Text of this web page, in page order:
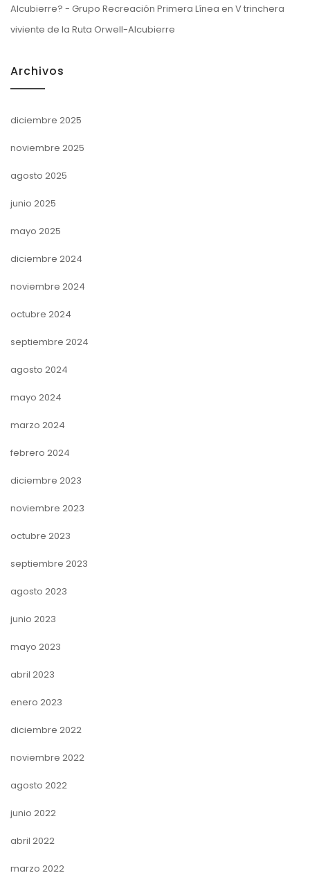
Alcubierre? - Grupo Recreación Primera Línea en V trinchera
viviente de la Ruta Orwell-Alcubierre
Archivos
diciembre 2025
noviembre 2025
agosto 2025
junio 2025
mayo 2025
diciembre 2024
noviembre 2024
octubre 2024
septiembre 2024
agosto 2024
mayo 2024
marzo 2024
febrero 2024
diciembre 2023
noviembre 2023
octubre 2023
septiembre 2023
agosto 2023
junio 2023
mayo 2023
abril 2023
enero 2023
diciembre 2022
noviembre 2022
agosto 2022
junio 2022
abril 2022
marzo 2022